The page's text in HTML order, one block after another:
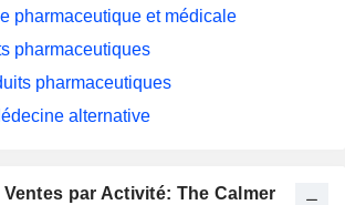
par Activité: The Calmer
pharmaceutique et médicale
pharmaceutiques
pharmaceutiques
alternative